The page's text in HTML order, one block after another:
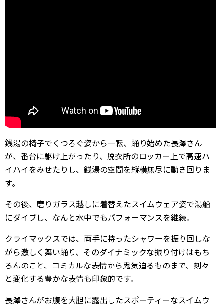
銭湯の椅子でくつろぐ姿から一転、踊り始めた長澤さん
が、番台に駆け上がったり、脱衣所のロッカー上で高速ハ
イハイをみせたりし、銭湯の空間を縦横無尽に動き回りま
す。
その後、磨りガラス越しに着替えたスイムウェア姿で湯船
にダイブし、なんと水中でもパフォーマンスを継続。
クライマックスでは、両手に持ったシャワーを振り回しな
がら激しく舞い踊り、そのダイナミックな振り付けはもち
ろんのこと、コミカルな表情から鬼気迫るものまで、刻々
と変化する豊かな表情も印象的です。
長澤さんがお腹を大胆に露出したスポーティーなスイムウ